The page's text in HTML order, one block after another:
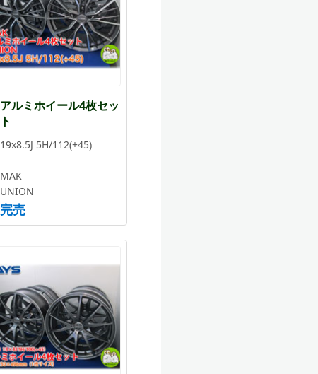
アルミホイール4枚セッ
ト
19x8.5J 5H/112(+45)
MAK
UNION
完売